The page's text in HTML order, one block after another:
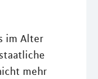
im Alter
mehr